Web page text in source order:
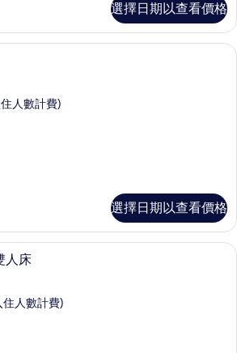
選擇日期以查看價格
單人房 | 書桌、遮光布/窗簾、隔音、
人數計費)
選擇日期以查看價格
豪華雙人房, 1 張加大雙人床 | 書桌、
人床
住人數計費)